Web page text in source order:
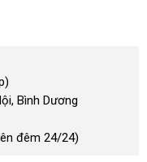
Bình Dương
đêm 24/24)